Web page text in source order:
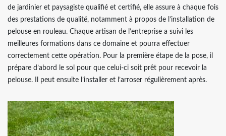
de jardinier et paysagiste qualifié et certifié, elle assure à chaque fois
des prestations de qualité, notamment à propos de l’installation de
pelouse en rouleau. Chaque artisan de l’entreprise a suivi les
meilleures formations dans ce domaine et pourra effectuer
correctement cette opération. Pour la première étape de la pose, il
prépare d’abord le sol pour que celui-ci soit prêt pour recevoir la
pelouse. Il peut ensuite l’installer et l’arroser régulièrement après.